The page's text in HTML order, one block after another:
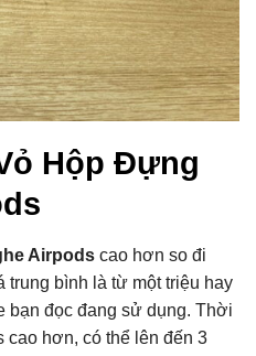
Hộp Đựng
Airpods cao hơn so đi
trung bình là từ một triệu hay
bạn đọc đang sử dụng. Thời
cao hơn, có thể lên đến 3